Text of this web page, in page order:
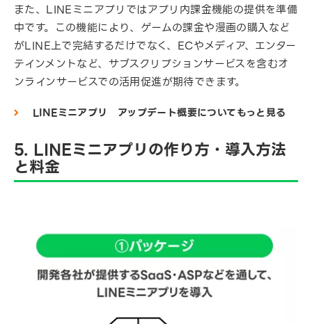
また、LINEミニアプリではアプリ内課金機能の提供を準備
中です。この機能により、ゲームの課金や漫画の購入など
がLINE上で完結するだけでなく、ECやメディア、エンター
テインメントなど、サブスクリプションサービスを含むオ
ンラインサービスでの活用促進が期待できます。
LINEミニアプリ アップデート概要についてもっと見る
5. LINEミニアプリの作り方・導入方法
と料金